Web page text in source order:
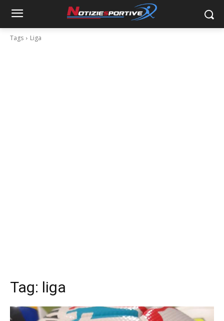
Tags Liga
Tag: liga